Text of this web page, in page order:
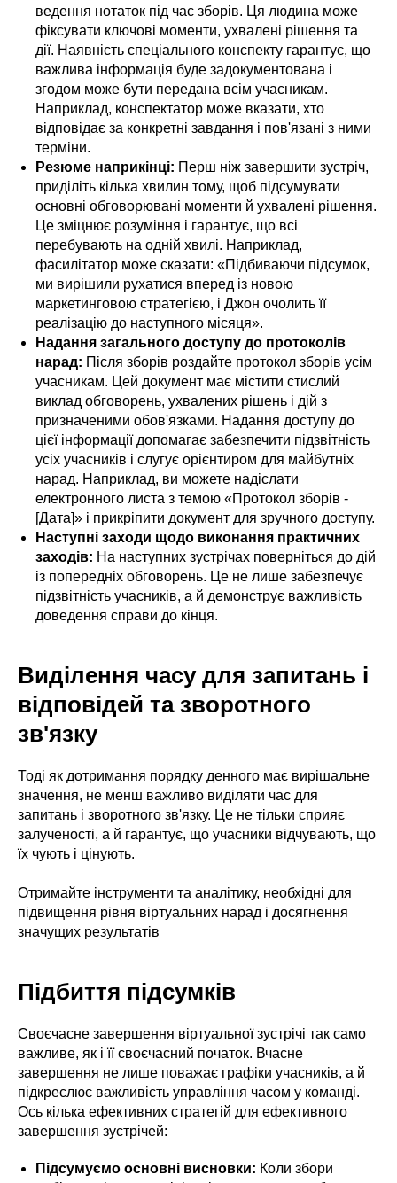
ведення нотаток під час зборів. Ця людина може
фіксувати ключові моменти, ухвалені рішення та
дії. Наявність спеціального конспекту гарантує, що
важлива інформація буде задокументована і
згодом може бути передана всім учасникам.
Наприклад, конспектатор може вказати, хто
відповідає за конкретні завдання і пов'язані з ними
терміни.
Резюме наприкінці: Перш ніж завершити зустріч,
приділіть кілька хвилин тому, щоб підсумувати
основні обговорювані моменти й ухвалені рішення.
Це зміцнює розуміння і гарантує, що всі
перебувають на одній хвилі. Наприклад,
фасилітатор може сказати: «Підбиваючи підсумок,
ми вирішили рухатися вперед із новою
маркетинговою стратегією, і Джон очолить її
реалізацію до наступного місяця».
Надання загального доступу до протоколів
нарад: Після зборів роздайте протокол зборів усім
учасникам. Цей документ має містити стислий
виклад обговорень, ухвалених рішень і дій з
призначеними обов'язками. Надання доступу до
цієї інформації допомагає забезпечити підзвітність
усіх учасників і слугує орієнтиром для майбутніх
нарад. Наприклад, ви можете надіслати
електронного листа з темою «Протокол зборів -
[Дата]» і прикріпити документ для зручного доступу.
Наступні заходи щодо виконання практичних
заходів: На наступних зустрічах поверніться до дій
із попередніх обговорень. Це не лише забезпечує
підзвітність учасників, а й демонструє важливість
доведення справи до кінця.
Виділення часу для запитань і
відповідей та зворотного
зв'язку
Тоді як дотримання порядку денного має вирішальне
значення, не менш важливо виділяти час для
запитань і зворотного зв'язку. Це не тільки сприяє
залученості, а й гарантує, що учасники відчувають, що
їх чують і цінують.
Отримайте інструменти та аналітику, необхідні для
підвищення рівня віртуальних нарад і досягнення
значущих результатів
Підбиття підсумків
Своєчасне завершення віртуальної зустрічі так само
важливе, як і її своєчасний початок. Вчасне
завершення не лише поважає графіки учасників, а й
підкреслює важливість управління часом у команді.
Ось кілька ефективних стратегій для ефективного
завершення зустрічей:
Підсумуємо основні висновки: Коли збори